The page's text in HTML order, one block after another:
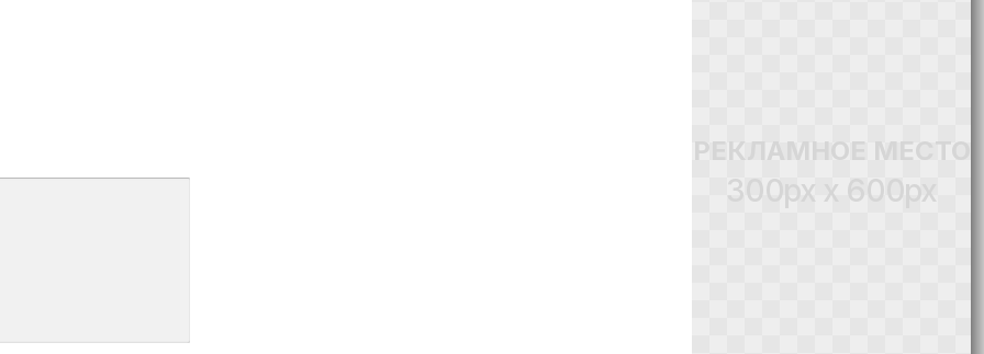
РЕКЛАМНОЕ МЕСТО
300px x 600px